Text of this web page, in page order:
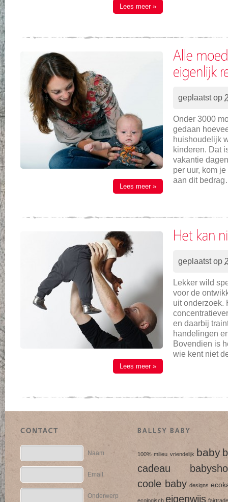
Lees meer »
Lees meer »
geplaatst op
Onder 3000
gedaan
huishoudelijk
kinderen. Dat
vakantie
per uur, kom
aan dit
Lees meer »
geplaatst op
Lekker wild
voor de
uit onderzoek.
en daarbij
handelingen
Bovendien is
wie kent niet
Naam
Email
Onderwerp
100% milieu vriendelijk baby
cadeau
coole baby designs
ecologisch eigenwijs fairtrade